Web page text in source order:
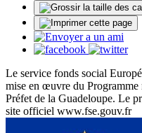
Le service fonds social
mise en œuvre du Programme
Préfet de la Guadeloupe. Le
site officiel www.fse.gouv.fr